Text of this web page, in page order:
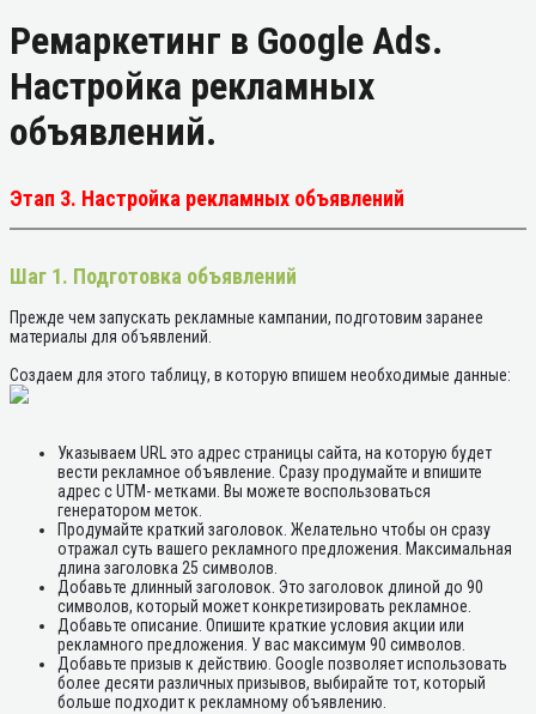
Ремаркетинг в Google Ads.
Настройка рекламных
объявлений.
Этап 3. Настройка рекламных объявлений
Шаг 1. Подготовка объявлений
Прежде чем запускать рекламные кампании, подготовим заранее
материалы для объявлений.
Создаем для этого таблицу, в которую впишем необходимые данные:
Указываем URL это адрес страницы сайта, на которую будет
вести рекламное объявление. Сразу продумайте и впишите
адрес с UTM- метками. Вы можете воспользоваться
генератором меток.
Продумайте краткий заголовок. Желательно чтобы он сразу
отражал суть вашего рекламного предложения. Максимальная
длина заголовка 25 символов.
Добавьте длинный заголовок. Это заголовок длиной до 90
символов, который может конкретизировать рекламное.
Добавьте описание. Опишите краткие условия акции или
рекламного предложения. У вас максимум 90 символов.
Добавьте призыв к действию. Google позволяет использовать
более десяти различных призывов, выбирайте тот, который
больше подходит к рекламному объявлению.